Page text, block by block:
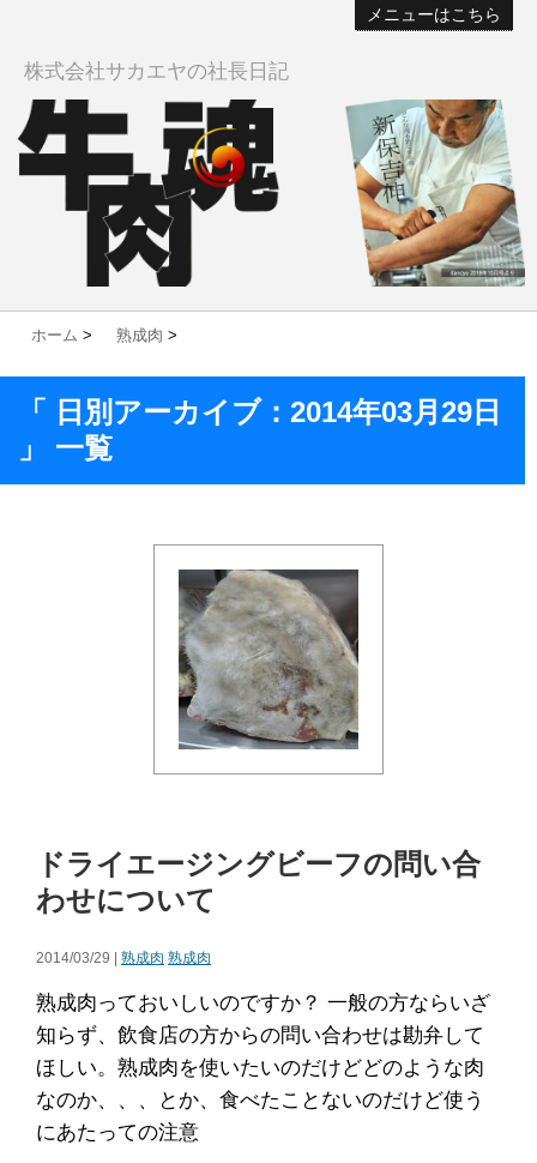
メニューはこちら
株式会社サカエヤの社長日記
ホーム > 熟成肉 >
「 日別アーカイブ：2014年03月29日
」 一覧
ドライエージングビーフの問い合
わせについて
2014/03/29 | 熟成肉 熟成肉
熟成肉っておいしいのですか？ 一般の方ならいざ
知らず、飲食店の方からの問い合わせは勘弁して
ほしい。熟成肉を使いたいのだけどどのような肉
なのか、、、とか、食べたことないのだけど使う
にあたっての注意